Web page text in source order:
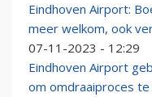
Eindhoven Airport:
meer welkom, ook
07-11-2023 - 12:29
Eindhoven Airport
om omdraaiproces